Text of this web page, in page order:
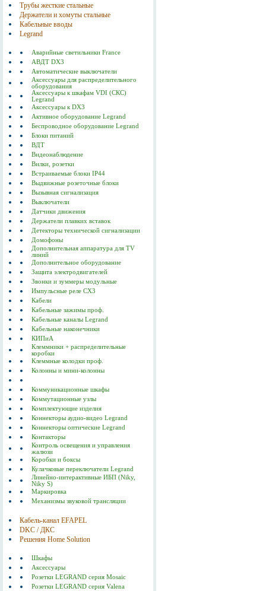
Трубы жесткие стальные
Держатели и хомуты стальные
Кабельные вводы
Legrand
Аварийные светильники France
АВДТ DX3
Автоматические выключатели
Аксессуары для распределительного
оборудования
Аксессуары к шкафам VDI (СКС)
Legrand
Аксессуары к DX3
Активное оборудование Legrand
Беспроводное оборудование Legrand
Блоки питаний
ВДТ
Видеонаблюдение
Вилки, розетки
Встраиваемые блоки IP44
Выдвижные розеточные блоки
Вызывная сигнализация
Выключатели
Датчики движения
Держатели плавких вставок
Детекторы технической сигнализации
Домофоны
Дополнительная аппаратура для TV
линий
Дополнительное оборудование
Защита электродвигателей
Звонки и зуммеры модульные
Импульсные реле CX3
Кабели
Кабельные зажимы проф.
Кабельные каналы Legrand
Кабельные наконечники
КИПиА
Клеммники + распределительные
коробки
Клеммные колодки проф.
Колонны и мини-колонны
Коммуникационные шкафы
Коммутационные узлы
Комплектующие изделия
Коннекторы аудио-видео Legrand
Коннекторы оптические Legrand
Контакторы
Контроль освещения и управления
жалюзи
Коробки и боксы
Кулачковые переключатели Legrand
Линейно-интерактивные ИБП (Niky,
Niky S)
Маркировка
Механизмы звуковой трансляции
Кабель-канал EFAPEL
DKC / ДКС
Решения Home Solution
Шкафы
Аксессуары
Розетки LEGRAND серия Mosaic
Розетки LEGRAND серия Valena